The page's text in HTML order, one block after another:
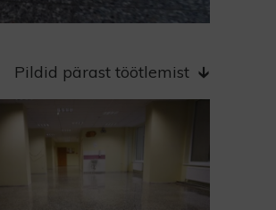
Pildid pärast töötlemist 🡳